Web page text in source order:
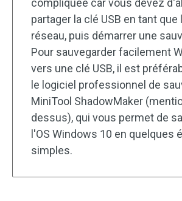
compliquée car vous devez
partager la clé USB en tant
réseau, puis démarrer une
Pour sauvegarder facilement
vers une clé USB, il est
le logiciel professionnel de
MiniTool ShadowMaker
dessus), qui vous permet de
l'OS Windows 10 en quelques
simples.